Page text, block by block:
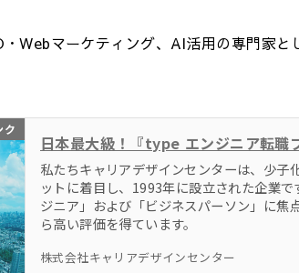
Webマーケティング、AI活用の専門家
私たちキャリアデザインセンターは、少子
ットに着目し、1993年に設立された企業
ジニア」および「ビジネスパーソン」に焦
ら高い評価を得ています。
株式会社キャリアデザインセンター
ク